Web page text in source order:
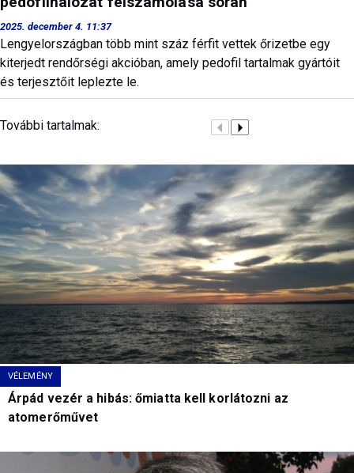
2025. december 4. 11:37
Lengyelországban több mint száz férfit vettek őrizetbe egy
kiterjedt rendőrségi akcióban, amely pedofil tartalmak gyártóit
és terjesztőit leplezte le.
További tartalmak:
VÉLEMÉNY
Árpád vezér a hibás: őmiatta kell korlátozni az
atomerőművet